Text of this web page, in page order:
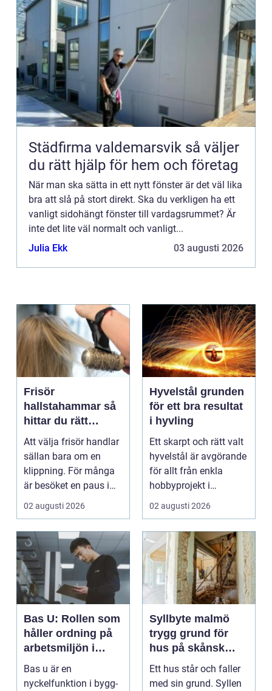
Städfirma valdemarsvik så väljer
du rätt hjälp för hem och företag
När man ska sätta in ett nytt fönster är det väl lika
bra att slå på stort direkt. Ska du verkligen ha ett
vanligt sidohängt fönster till vardagsrummet? Är
inte det lite väl normalt och vanligt...
Julia Ekk
03 augusti 2026
Frisör
hallstahammar så
hittar du rätt
salong för stil,
kvalitet och känsla
Att välja frisör handlar
sällan bara om en
klippning. För många
är besöket en paus i
vardagen, ett s...
02 augusti 2026
Hyvelstål grunden
för ett bra resultat
i hyvling
Ett skarpt och rätt valt
hyvelstål är avgörande
för allt från enkla
hobbyprojekt i
verkstaden till k...
02 augusti 2026
Bas U: Rollen som
håller ordning på
arbetsmiljön i
byggprojekt
Bas u är en
nyckelfunktion i bygg-
Syllbyte malmö
trygg grund för
hus på skånsk
mark
Ett hus står och faller
med sin grund. Syllen